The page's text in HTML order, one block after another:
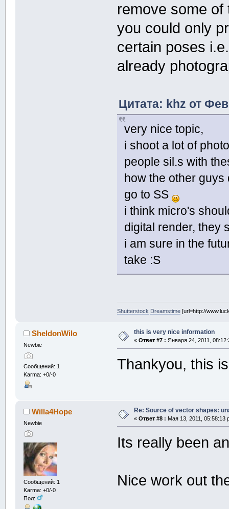
remove some
you could only
certain poses
already
Цитата: khz от
very nice topic,
i shoot a lot of
people sil.s with
how the other guys
go to SS
i think micro's
digital render, they
i am sure in the
take :S
Shutterstock Dreamstime [url=http://
SheldonWilo
Newbie
Сообщений: 1
Karma: +0/-0
this is very nice information
« Ответ #7 : Января 24, 2011,
Thankyou, this
Willa4Hope
Newbie
Сообщений: 1
Karma: +0/-0
Пол:
Re: Source of vector shapes:
« Ответ #8 : Мая 13, 2011, 05:58:13
Its really been
Nice work out